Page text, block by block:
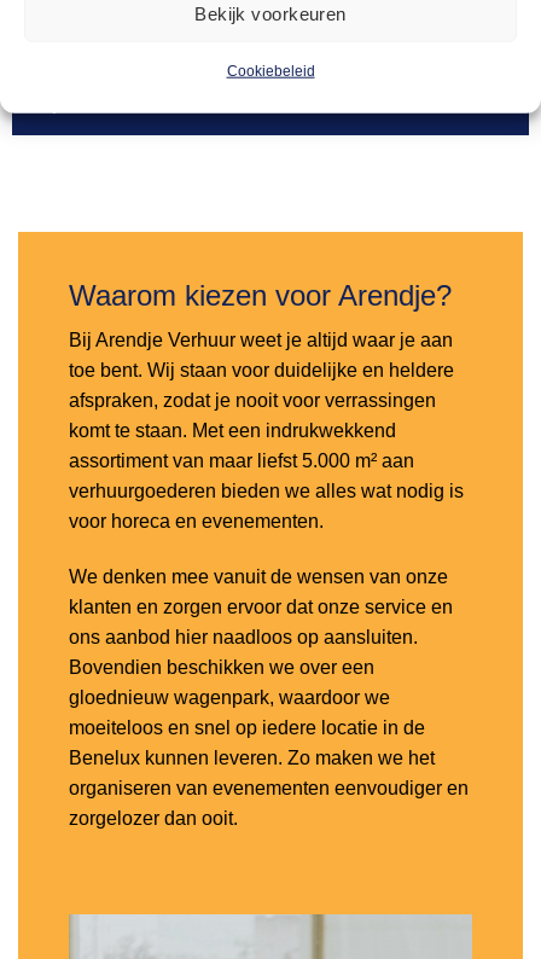
Bekijk voorkeuren
Cookiebeleid
Waarom kiezen voor Arendje?
Bij Arendje Verhuur weet je altijd waar je aan
toe bent. Wij staan voor duidelijke en heldere
afspraken, zodat je nooit voor verrassingen
komt te staan. Met een indrukwekkend
assortiment van maar liefst 5.000 m² aan
verhuurgoederen bieden we alles wat nodig is
voor horeca en evenementen.
We denken mee vanuit de wensen van onze
klanten en zorgen ervoor dat onze service en
ons aanbod hier naadloos op aansluiten.
Bovendien beschikken we over een
gloednieuw wagenpark, waardoor we
moeiteloos en snel op iedere locatie in de
Benelux kunnen leveren. Zo maken we het
organiseren van evenementen eenvoudiger en
zorgelozer dan ooit.